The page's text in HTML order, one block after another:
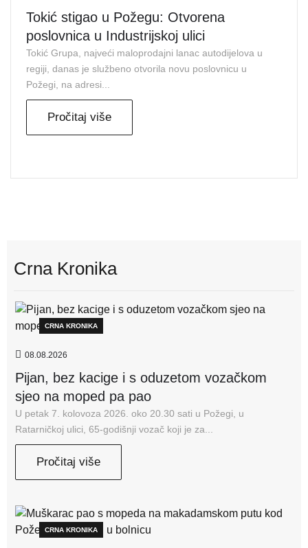
Tokić stigao u Požegu: Otvorena
poslovnica u Industrijskoj ulici
Tokić Grupa, najveći maloprodajni lanac autodijelova u
regiji, danas je službeno otvorila novu poslovnicu u
Požegi, na adresi...
Pročitaj više
Crna Kronika
CRNA KRONIKA
08.08.2026
Pijan, bez kacige i s oduzetom vozačkom
sjeo na moped pa pao
U petak 7. kolovoza 2026. oko 20.30 sati u Požegi, u
Ratarničkoj ulici, 65-godišnji vozač koji je za...
Pročitaj više
CRNA KRONIKA